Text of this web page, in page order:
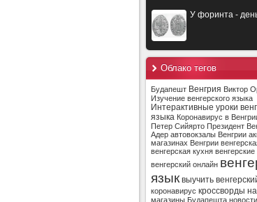
У форинта -
Облако тегов
Будапешт Венгрия Виктор
Изучение венгерского языка
Интерактивные уроки
языка Коронавирус в
Петер Сийярто Президент
Адер автовокзалы Венгрии
магазинах Венгрии
венгерская кухня
венгерский онлайн
язык выучить
коронавирус кроссворды
магазины Будапешта